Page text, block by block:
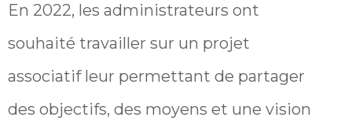
En 2022, les administrateurs ont
souhaité travailler sur un projet
associatif leur permettant de partager
des objectifs, des moyens et une vision